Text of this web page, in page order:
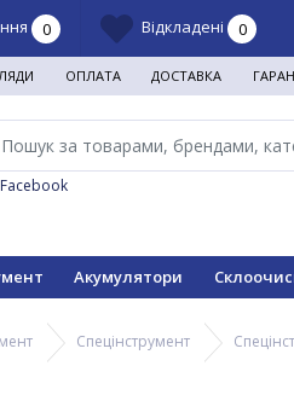
0 Відкладені 0
ОПЛАТА ДОСТАВКА
Акумулятори
Спецінструмент